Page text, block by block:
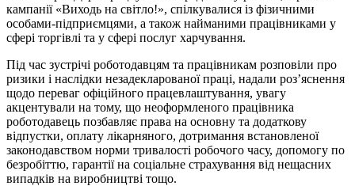
кампанії «Виходь на світло!», спілкувалися із фізичними
особами-підприємцями, а також найманими працівниками у
сфері торгівлі та у сфері послуг харчування.
Під час зустрічі роботодавцям та працівникам розповіли про
ризики і наслідки незадекларованої праці, надали роз’яснення
щодо переваг офіційного працевлаштування, увагу
акцентували на тому, що неоформленого працівника
роботодавець позбавляє права на основну та додаткову
відпустки, оплату лікарняного, дотримання встановленої
законодавством норми тривалості робочого часу, допомогу по
безробіттю, гарантії на соціальне страхування від нещасних
випадків на виробництві тощо.